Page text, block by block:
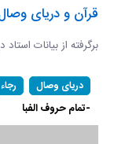
قرآن و دریای
برگرفته از بیانات استاد
دریای وصال رجاء
-تمام حروف الفبا